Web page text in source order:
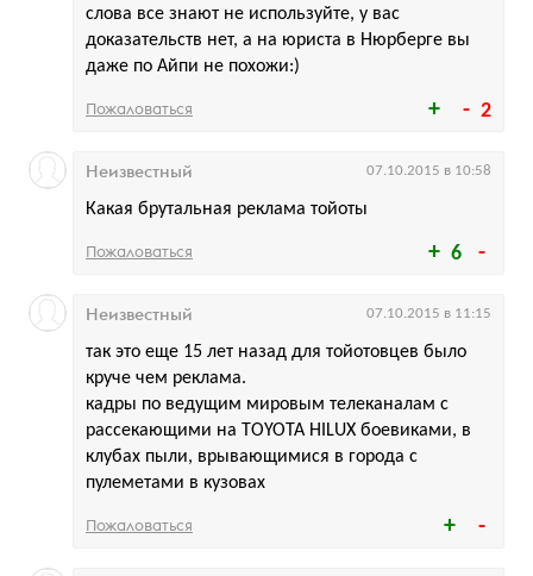
2
слова все знают не используйте, у вас
доказательств нет, а на юриста в Нюрберге вы
даже по Айпи не похожи:)
Пожаловаться
6
Какая брутальная реклама тойоты
Неизвестный 07.10.2015 в 10:58
Пожаловаться
так это еще 15 лет назад для тойотовцев было
круче чем реклама.
кадры по ведущим мировым телеканалам с
рассекающими на TOYOTA HILUX боевиками, в
клубах пыли, врывающимися в города с
пулеметами в кузовах
Неизвестный 07.10.2015 в 11:15
Пожаловаться